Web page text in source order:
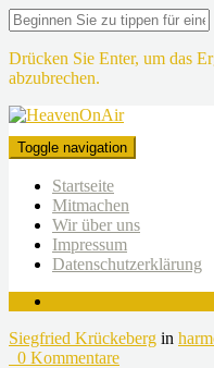
Drücken Sie Enter, um das
abzubrechen.
Toggle navigation
Startseite
Mitmachen
Wir über uns
Impressum
Datenschutzerklärung
Siegfried Krückeberg in
0 Kommentare